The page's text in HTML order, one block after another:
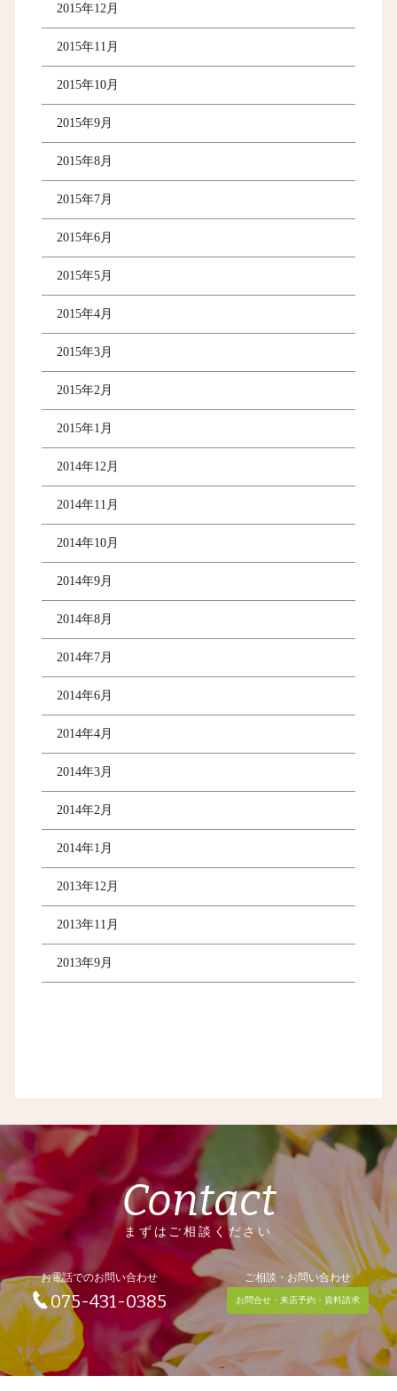
2015年12月
2015年11月
2015年10月
2015年9月
2015年8月
2015年7月
2015年6月
2015年5月
2015年4月
2015年3月
2015年2月
2015年1月
2014年12月
2014年11月
2014年10月
2014年9月
2014年8月
2014年7月
2014年6月
2014年4月
2014年3月
2014年2月
2014年1月
2013年12月
2013年11月
2013年9月
Contact
まずはご相談ください
お電話でのお問い合わせ
075-431-0385
ご相談・お問い合わせ
お問合せ・来店予約・資料請求